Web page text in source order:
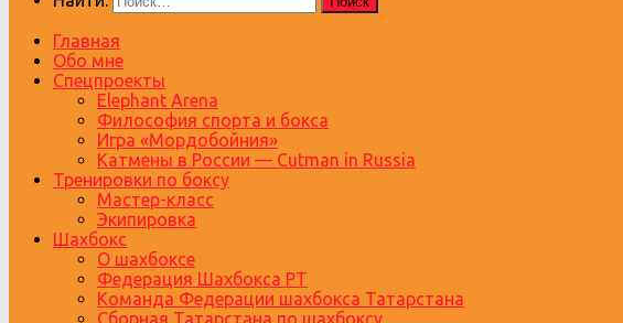
Главная
Обо мне
Спецпроекты
Elephant Arena
Философия спорта и бокса
Игра «Мордобойния»
Катмены в России — Cutman in Russia
Тренировки по боксу
Мастер-класс
Экипировка
Шахбокс
О шахбоксе
Федерация Шахбокса РТ
Команда Федерации шахбокса Татарстана
Сборная Татарстана по шахбоксу